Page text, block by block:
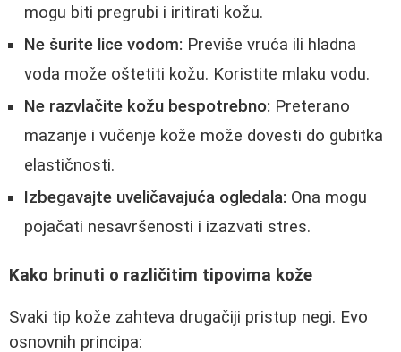
mogu biti pregrubi i iritirati kožu.
Ne šurite lice vodom: Previše vruća ili hladna
voda može oštetiti kožu. Koristite mlaku vodu.
Ne razvlačite kožu bespotrebno: Preterano
mazanje i vučenje kože može dovesti do gubitka
elastičnosti.
Izbegavajte uveličavajuća ogledala: Ona mogu
pojačati nesavršenosti i izazvati stres.
Kako brinuti o različitim tipovima kože
Svaki tip kože zahteva drugačiji pristup negi. Evo
osnovnih principa: